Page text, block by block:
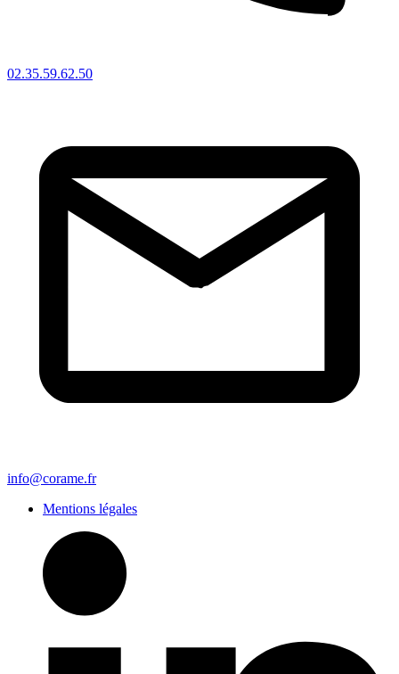
02.35.59.62.50
info@corame.fr
Mentions légales